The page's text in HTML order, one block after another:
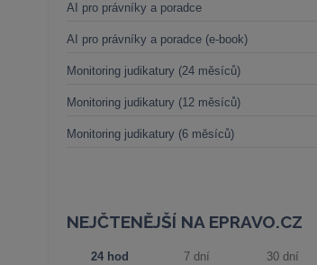
AI pro právníky a poradce
AI pro právníky a poradce (e-book)
Monitoring judikatury (24 měsíců)
Monitoring judikatury (12 měsíců)
Monitoring judikatury (6 měsíců)
NEJČTENĚJŠÍ NA EPRAVO.CZ
24 hod 7 dní 30 dní